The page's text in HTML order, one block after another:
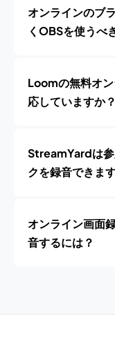
オンラインのブ
くOBSを使うべ
Loomの無料オ
応していますか？
StreamYardは参
クを録音できま
オンライン画面
音するには？